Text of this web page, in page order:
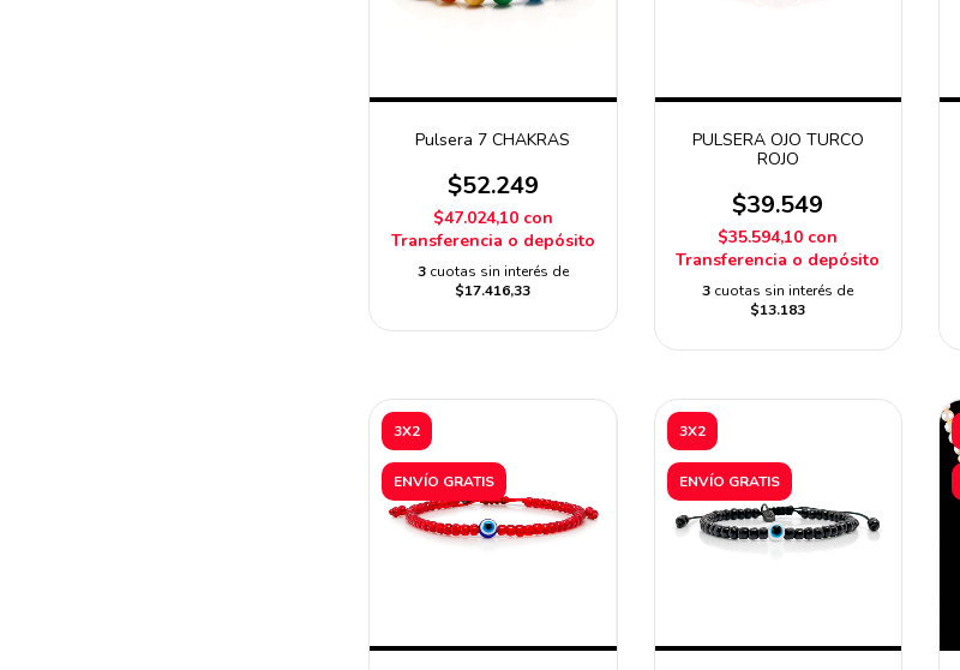
Pulsera 7 CHAKRAS
$52.249
$47.024,10 con
Transferencia o depósito
3 cuotas sin interés de
$17.416,33
PULSERA OJO TURCO
ROJO
$39.549
$35.594,10 con
Transferencia o depósito
3 cuotas sin interés de
$13.183
3X2
ENVÍO GRATIS
3X2
ENVÍO GRATIS